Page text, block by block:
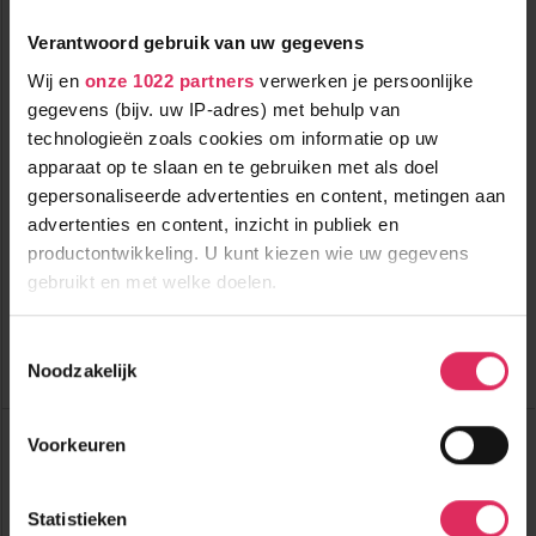
Verantwoord gebruik van uw gegevens
Wij en onze 1022 partners verwerken je persoonlijke
gegevens (bijv. uw IP-adres) met behulp van
technologieën zoals cookies om informatie op uw
apparaat op te slaan en te gebruiken met als doel
gepersonaliseerde advertenties en content, metingen aan
advertenties en content, inzicht in publiek en
productontwikkeling. U kunt kiezen wie uw gegevens
gebruikt en met welke doelen.
Informatie verzamelen over uw geografische
Uw apparaat identificeren door het actief te
scannen op specifieke eigenschappen (fingerprinting)
verwerkt en stel uw voorkeuren in het
detailgedeelte
in.
Noodzakelijk
Voorkeuren
Statistieken
3-sterrenhotel direct aan de piste in Passo Tonale!
vanaf
751 p.p.
incl. skipas
1500m tot centrum
1000m tot skilift
0m tot piste
Andalo
Top Accommodaties: